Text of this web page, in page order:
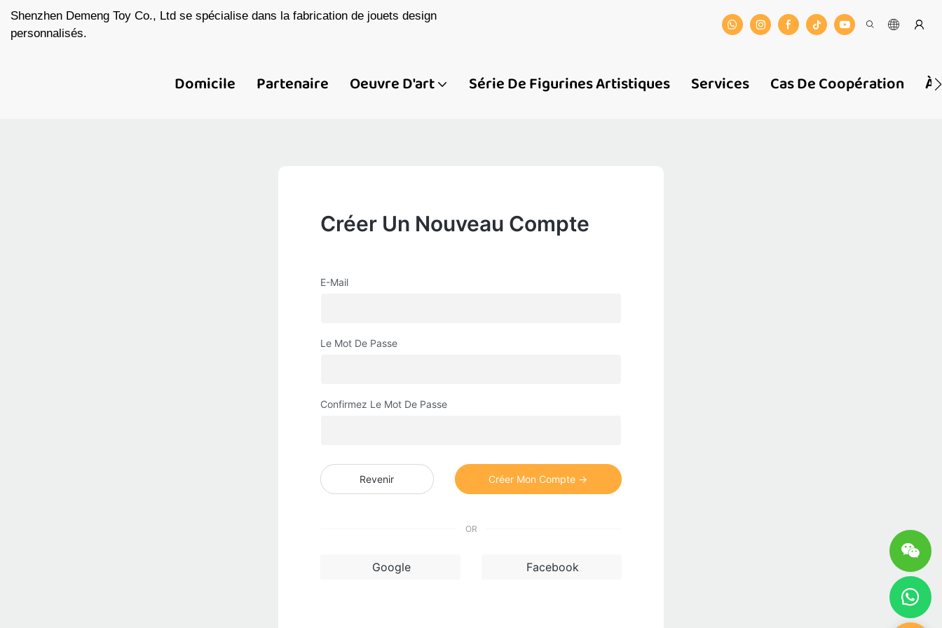
Shenzhen Demeng Toy Co., Ltd se spécialise dans la fabrication de jouets design
personnalisés.
Domicile Partenaire Oeuvre D'art Série De Figurines Artistiques Services Cas De Coopération À
Créer Un Nouveau Compte
E-Mail
Le Mot De Passe
Confirmez Le Mot De Passe
Revenir Créer Mon Compte →
OR
Google Facebook